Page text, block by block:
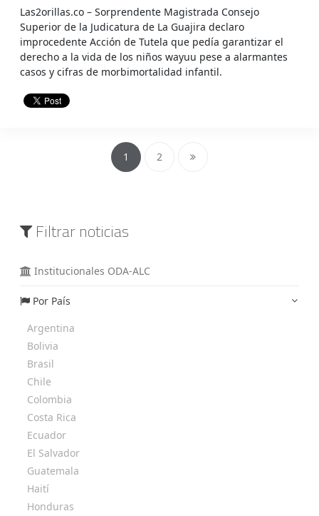
Las2orillas.co – Sorprendente Magistrada Consejo
Superior de la Judicatura de La Guajira declaro
improcedente Acción de Tutela que pedía garantizar el
derecho a la vida de los niños wayuu pese a alarmantes
casos y cifras de morbimortalidad infantil.
1 2
Filtrar noticias
Institucionales ODA-ALC
Por País
Argentina
Bolivia
Brasil
Chile
Colombia
Costa Rica
Ecuador
El Salvador
Guatemala
Haití
Honduras